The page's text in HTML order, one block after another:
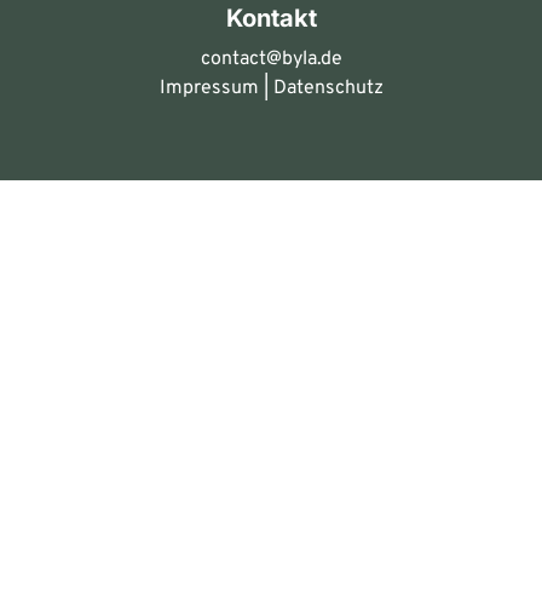
Kontakt
contact@byla.de
Impressum
Datenschutz